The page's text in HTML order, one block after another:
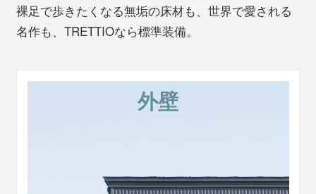
裸足で歩きたくなる無垢の床材も、世界で愛される
名作も、TRETTIOなら標準装備。
外壁